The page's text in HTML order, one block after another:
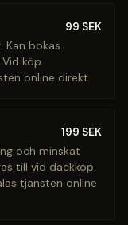
99 SEK
Kan bokas
köp
online direkt.
199 SEK
och minskat
till vid däckköp.
tjänsten online